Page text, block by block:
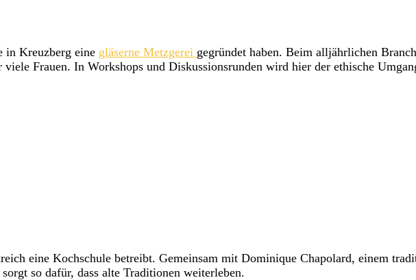
in Kreuzberg eine gläserne Metzgerei gegründet haben. Beim alljährlichen
Frauen. In Workshops und Diskussionsrunden wird hier der ethische
eine Kochschule betreibt. Gemeinsam mit Dominique Chapolard, einem
so dafür, dass alte Traditionen weiterleben.